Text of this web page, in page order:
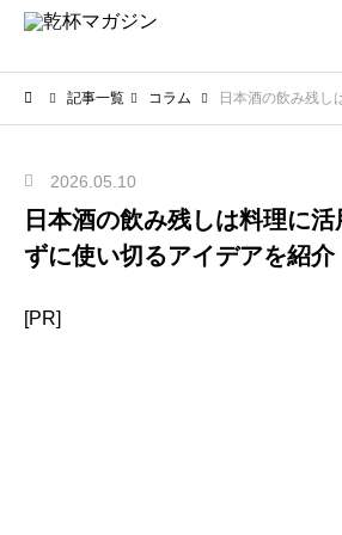
記事一覧 コラム 日本酒の飲み残しは料理に活用
2026.05.10
日本酒の飲み残しは料理に
ずに使い切るアイデアを紹介
[PR]